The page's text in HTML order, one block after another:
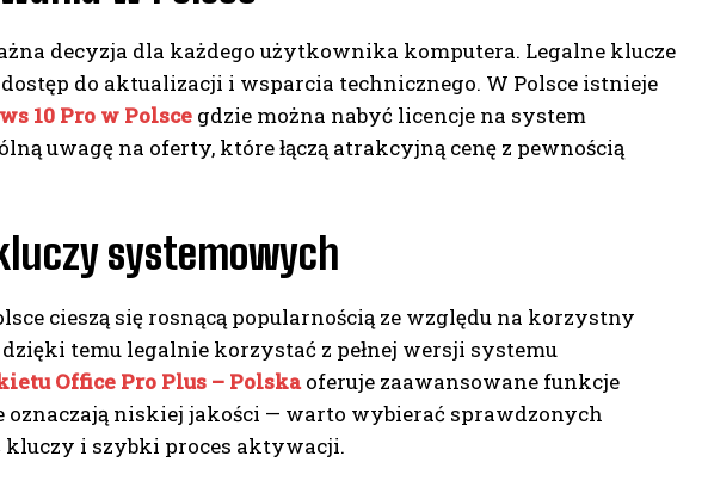
decyzja dla każdego użytkownika komputera. Legalne klucze
do aktualizacji i wsparcia technicznego. W Polsce istnieje
10 Pro w Polsce gdzie można nabyć licencje na system
uwagę na oferty, które łączą atrakcyjną cenę z pewnością
systemowych
cieszą się rosnącą popularnością ze względu na korzystny
temu legalnie korzystać z pełnej wersji systemu
Office Pro Plus – Polskaoferuje zaawansowane funkcje
niskiej jakości — warto wybierać sprawdzonych
i szybki proces aktywacji.